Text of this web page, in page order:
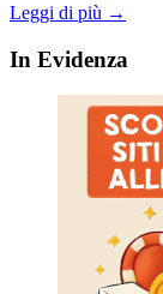
Leggi di più →
In Evidenza